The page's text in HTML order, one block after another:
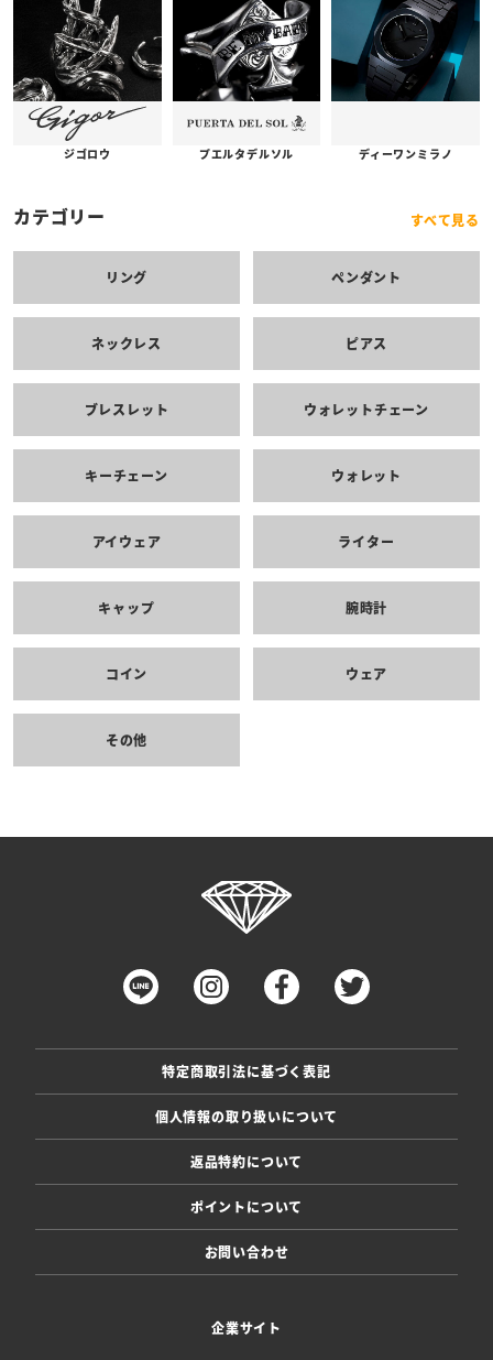
ジゴロウ プエルタデルソル ディーワンミラノ
カテゴリー すべて見る
リング ペンダント
ネックレス ピアス
ブレスレット ウォレットチェーン
キーチェーン ウォレット
アイウェア ライター
キャップ 腕時計
コイン ウェア
その他
特定商取引法に基づく表記
個人情報の取り扱いについて
返品特約について
ポイントについて
お問い合わせ
企業サイト